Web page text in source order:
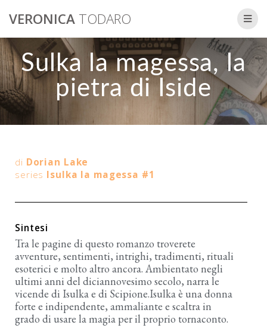
VERONICA TODARO
Sulka la magessa, la
pietra di Iside
di Dorian Lake
series Isulka la magessa #1
Sintesi
Tra le pagine di questo romanzo troverete
avventure, sentimenti, intrighi, tradimenti, rituali
esoterici e molto altro ancora. Ambientato negli
ultimi anni del diciannovesimo secolo, narra le
vicende di Isulka e di Scipione.Isulka è una donna
forte e indipendente, ammaliante e scaltra in
grado di usare la magia per il proprio tornaconto.